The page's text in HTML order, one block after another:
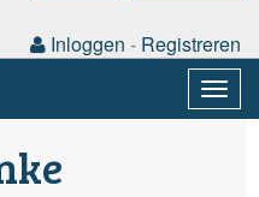
Inloggen - Registreren